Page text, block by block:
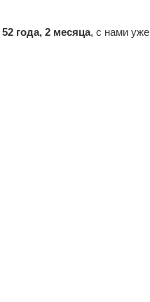
52 года, 2 месяца, с нами уже